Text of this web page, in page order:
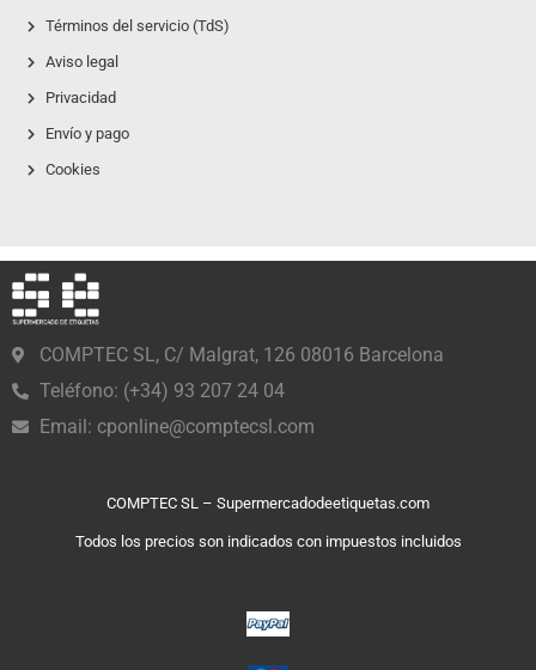
Términos del servicio (TdS)
Aviso legal
Privacidad
Envío y pago
Cookies
COMPTEC SL, C/ Malgrat, 126 08016 Barcelona
Teléfono: (+34) 93 207 24 04
Email: cponline@comptecsl.com
COMPTEC SL – Supermercadodeetiquetas.com
Todos los precios son indicados con impuestos incluidos